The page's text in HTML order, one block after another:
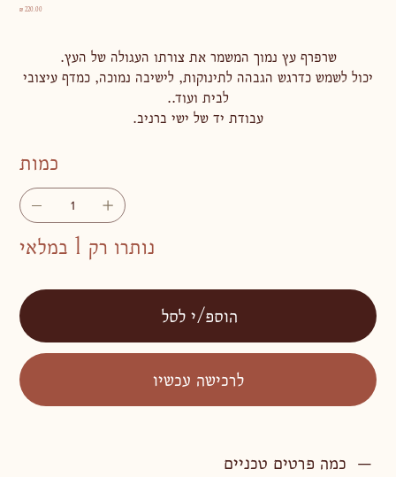
מחיר
שרפרף עץ נמוך המשמר את צורתו העגולה של העץ.
יכול לשמש כדרגש הגבהה לתינוקות, לישיבה נמוכה, כמדף עיצובי
לבית ועוד..
עבודת יד של ישי ברניב.
כמות
נותרו רק 1 במלאי
הוספ/י לסל
לרכישה עכשיו
כמה פרטים טכניים